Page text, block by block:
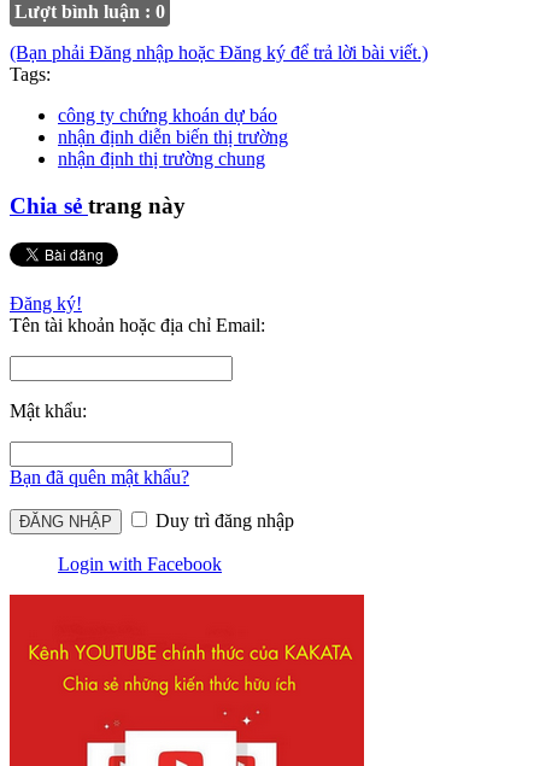
Lượt bình luận : 0
(Bạn phải Đăng nhập hoặc Đăng ký để trả lời bài viết.)
Tags:
công ty chứng khoán dự báo
nhận định diễn biến thị trường
nhận định thị trường chung
Chia sẻ trang này
Đăng ký!
Tên tài khoản hoặc địa chỉ Email:
Mật khẩu:
Bạn đã quên mật khẩu?
Duy trì đăng nhập
Login with Facebook